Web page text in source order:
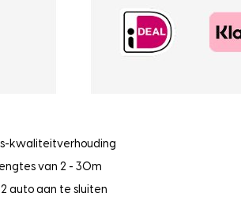
kwaliteitverhouding
van 2 - 30m
auto aan te sluiten